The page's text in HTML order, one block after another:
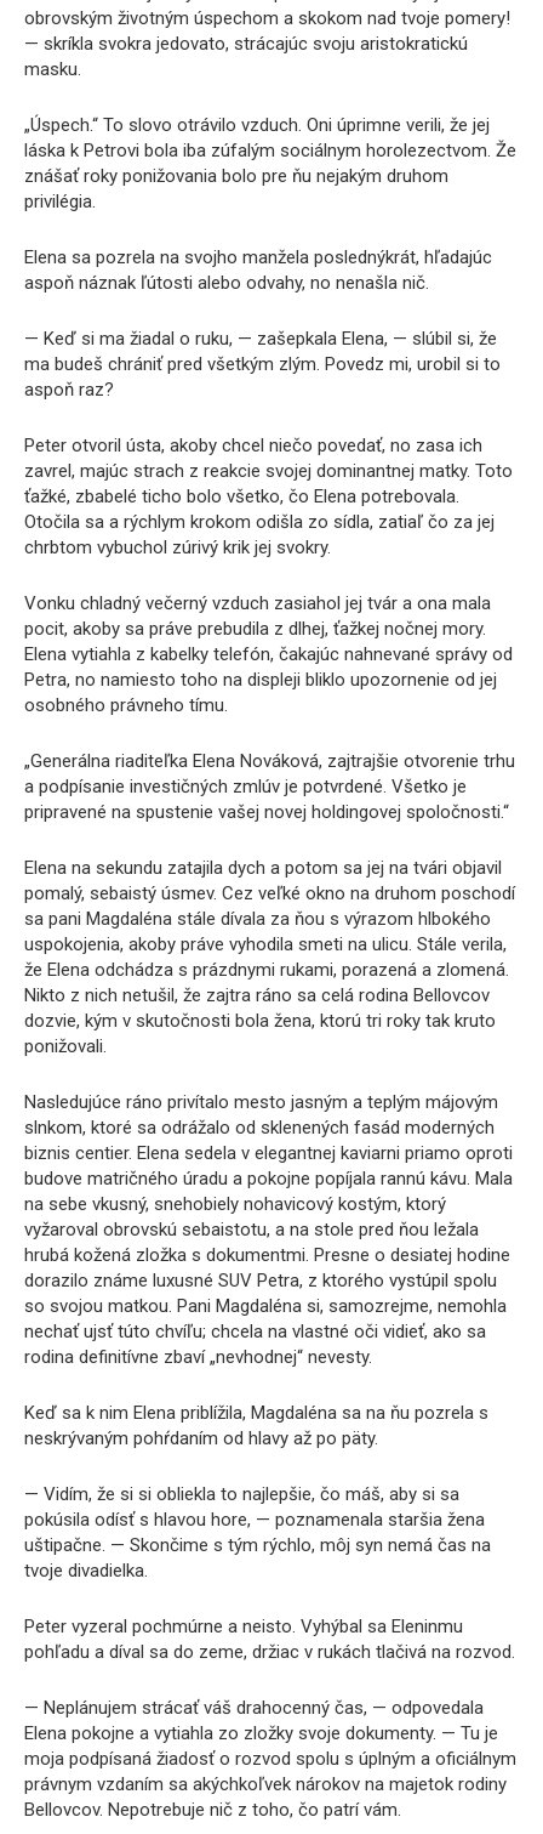
obrovským životným úspechom a skokom nad tvoje pomery!
— skríkla svokra jedovato, strácajúc svoju aristokratickú
masku.
„Úspech.“ To slovo otrávilo vzduch. Oni úprimne verili, že jej
láska k Petrovi bola iba zúfalým sociálnym horolezectvom. Že
znášať roky ponižovania bolo pre ňu nejakým druhom
privilégia.
Elena sa pozrela na svojho manžela poslednýkrát, hľadajúc
aspoň náznak ľútosti alebo odvahy, no nenašla nič.
— Keď si ma žiadal o ruku, — zašepkala Elena, — slúbil si, že
ma budeš chrániť pred všetkým zlým. Povedz mi, urobil si to
aspoň raz?
Peter otvoril ústa, akoby chcel niečo povedať, no zasa ich
zavrel, majúc strach z reakcie svojej dominantnej matky. Toto
ťažké, zbabelé ticho bolo všetko, čo Elena potrebovala.
Otočila sa a rýchlym krokom odišla zo sídla, zatiaľ čo za jej
chrbtom vybuchol zúrivý krik jej svokry.
Vonku chladný večerný vzduch zasiahol jej tvár a ona mala
pocit, akoby sa práve prebudila z dlhej, ťažkej nočnej mory.
Elena vytiahla z kabelky telefón, čakajúc nahnevané správy od
Petra, no namiesto toho na displeji bliklo upozornenie od jej
osobného právneho tímu.
„Generálna riaditeľka Elena Nováková, zajtrajšie otvorenie trhu
a podpísanie investičných zmlúv je potvrdené. Všetko je
pripravené na spustenie vašej novej holdingovej spoločnosti.“
Elena na sekundu zatajila dych a potom sa jej na tvári objavil
pomalý, sebaistý úsmev. Cez veľké okno na druhom poschodí
sa pani Magdaléna stále dívala za ňou s výrazom hlbokého
uspokojenia, akoby práve vyhodila smeti na ulicu. Stále verila,
že Elena odchádza s prázdnymi rukami, porazená a zlomená.
Nikto z nich netušil, že zajtra ráno sa celá rodina Bellovcov
dozvie, kým v skutočnosti bola žena, ktorú tri roky tak kruto
ponižovali.
Nasledujúce ráno privítalo mesto jasným a teplým májovým
slnkom, ktoré sa odrážalo od sklenených fasád moderných
biznis centier. Elena sedela v elegantnej kaviarni priamo oproti
budove matričného úradu a pokojne popíjala rannú kávu. Mala
na sebe vkusný, snehobiely nohavicový kostým, ktorý
vyžaroval obrovskú sebaistotu, a na stole pred ňou ležala
hrubá kožená zložka s dokumentmi. Presne o desiatej hodine
dorazilo známe luxusné SUV Petra, z ktorého vystúpil spolu
so svojou matkou. Pani Magdaléna si, samozrejme, nemohla
nechať ujsť túto chvíľu; chcela na vlastné oči vidieť, ako sa
rodina definitívne zbaví „nevhodnej“ nevesty.
Keď sa k nim Elena priblížila, Magdaléna sa na ňu pozrela s
neskrývaným pohŕdaním od hlavy až po päty.
— Vidím, že si si obliekla to najlepšie, čo máš, aby si sa
pokúsila odísť s hlavou hore, — poznamenala staršia žena
uštipačne. — Skončime s tým rýchlo, môj syn nemá čas na
tvoje divadielka.
Peter vyzeral pochmúrne a neisto. Vyhýbal sa Eleninmu
pohľadu a díval sa do zeme, držiac v rukách tlačivá na rozvod.
— Neplánujem strácať váš drahocenný čas, — odpovedala
Elena pokojne a vytiahla zo zložky svoje dokumenty. — Tu je
moja podpísaná žiadosť o rozvod spolu s úplným a oficiálnym
právnym vzdaním sa akýchkoľvek nárokov na majetok rodiny
Bellovcov. Nepotrebuje nič z toho, čo patrí vám.